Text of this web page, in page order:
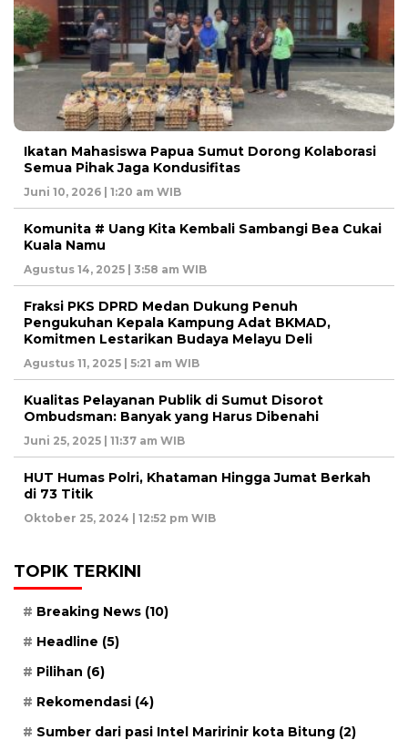
Ikatan Mahasiswa Papua Sumut Dorong Kolaborasi
Semua Pihak Jaga Kondusifitas
Juni 10, 2026 | 1:20 am WIB
Komunita # Uang Kita Kembali Sambangi Bea Cukai
Kuala Namu
Agustus 14, 2025 | 3:58 am WIB
Fraksi PKS DPRD Medan Dukung Penuh
Pengukuhan Kepala Kampung Adat BKMAD,
Komitmen Lestarikan Budaya Melayu Deli
Agustus 11, 2025 | 5:21 am WIB
Kualitas Pelayanan Publik di Sumut Disorot
Ombudsman: Banyak yang Harus Dibenahi
Juni 25, 2025 | 11:37 am WIB
HUT Humas Polri, Khataman Hingga Jumat Berkah
di 73 Titik
Oktober 25, 2024 | 12:52 pm WIB
TOPIK TERKINI
Breaking News (10)
Headline (5)
Pilihan (6)
Rekomendasi (4)
Sumber dari pasi Intel Maririnir kota Bitung (2)